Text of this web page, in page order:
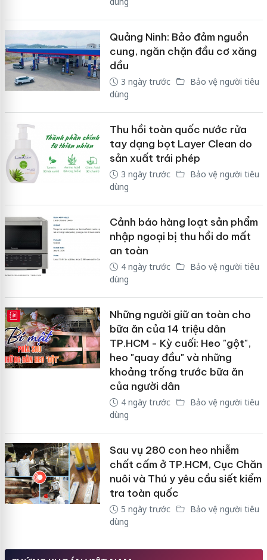
Quảng Ninh: Bảo đảm nguồn
cung, ngăn chặn đầu cơ xăng
dầu
3 ngày trước
Bảo vệ người tiêu
dùng
Thu hồi toàn quốc nước rửa
tay dạng bọt Layer Clean do
sản xuất trái phép
3 ngày trước
Bảo vệ người tiêu
dùng
Cảnh báo hàng loạt sản phẩm
nhập ngoại bị thu hồi do mất
an toàn
4 ngày trước
Bảo vệ người tiêu
dùng
E-MAGAZINE
Những người giữ an toàn cho
bữa ăn của 14 triệu dân
TP.HCM - Kỳ cuối: Heo "gột",
heo "quay đầu" và những
khoảng trống trước bữa ăn
của người dân
4 ngày trước
Bảo vệ người tiêu
dùng
Sau vụ 280 con heo nhiễm
chất cấm ở TP.HCM, Cục Chăn
nuôi và Thú y yêu cầu siết kiểm
tra toàn quốc
5 ngày trước
Bảo vệ người tiêu
dùng